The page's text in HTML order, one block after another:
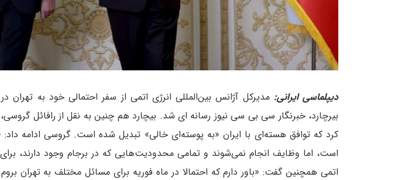
دیپلماسی ایرانی:مدیرکل آژانس بین‌المللی انرژی اتمی از سفر احتمالی خود به تهران
بیرچارد، خبرنگار سی بی سی نیوز رسانه ای شد. بیچارد هم چنین به نقل از رافائل گروسی،
کرد که توافق هسته‌ای با ایران «به پوسته‌ای خالی» تبدیل شده است. گروسی ادامه
است، اما وظایف انجام نمی‌شوند و تمامی محدودیت‌هایی که در برجام وجود دارند،
اتمی همچنین گفت: «باور دارم که احتمالا در ماه فوریه برای مسائل مختلف به تهران